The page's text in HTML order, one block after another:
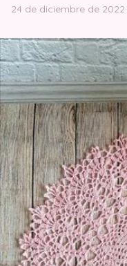
24 de diciembre de 2022·